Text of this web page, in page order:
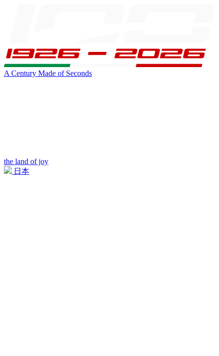
A Century Made of Seconds
the land of joy
日本